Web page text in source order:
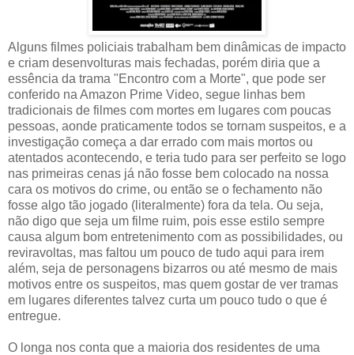
Alguns filmes policiais trabalham bem dinâmicas de impacto
e criam desenvolturas mais fechadas, porém diria que a
essência da trama "Encontro com a Morte", que pode ser
conferido na Amazon Prime Video, segue linhas bem
tradicionais de filmes com mortes em lugares com poucas
pessoas, aonde praticamente todos se tornam suspeitos, e a
investigação começa a dar errado com mais mortos ou
atentados acontecendo, e teria tudo para ser perfeito se logo
nas primeiras cenas já não fosse bem colocado na nossa
cara os motivos do crime, ou então se o fechamento não
fosse algo tão jogado (literalmente) fora da tela. Ou seja,
não digo que seja um filme ruim, pois esse estilo sempre
causa algum bom entretenimento com as possibilidades, ou
reviravoltas, mas faltou um pouco de tudo aqui para irem
além, seja de personagens bizarros ou até mesmo de mais
motivos entre os suspeitos, mas quem gostar de ver tramas
em lugares diferentes talvez curta um pouco tudo o que é
entregue.
O longa nos conta que a maioria dos residentes de uma